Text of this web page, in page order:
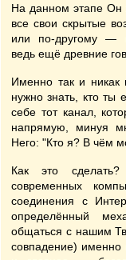
На данном этапе Он
все свои скрытые
или по-другому —
ведь ещё древние
Именно так и никак
нужно знать, кто ты
себе тот канал,
напрямую, минуя
Него: "Кто я? В чём
Как это
современных
соединения с
определённый
общаться с нашим
совпадение)